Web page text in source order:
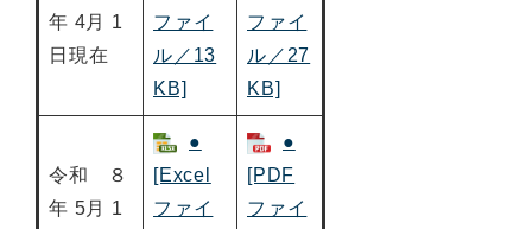
年 4月 1
日現在
ファイ
ル／13
KB]
ファイ
ル／27
KB]
令和 ８
年 5月 1
●
[Excel
ファイ
●
[PDF
ファイ